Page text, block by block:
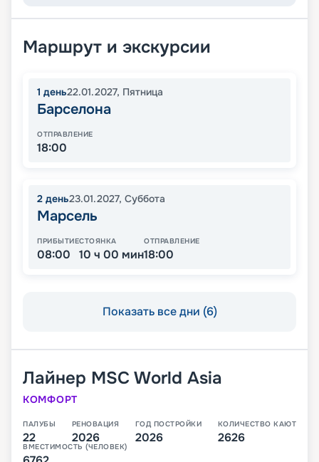
Маршрут и экскурсии
1 день22.01.2027, Пятница
Барселона
ОТПРАВЛЕНИЕ
18:00
2 день23.01.2027, Суббота
Марсель
ПРИБЫТИЕ
08:00
СТОЯНКА
10 ч 00 мин
ОТПРАВЛЕНИЕ
18:00
Показать все дни (6)
Лайнер MSC World Asia
КОМФОРТ
ПАЛУБЫ
22
РЕНОВАЦИЯ
2026
ГОД ПОСТРОЙКИ
2026
КОЛИЧЕСТВО КАЮТ
2626
ВМЕСТИМОСТЬ (ЧЕЛОВЕК)